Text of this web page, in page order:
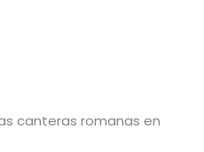
canteras romanas en